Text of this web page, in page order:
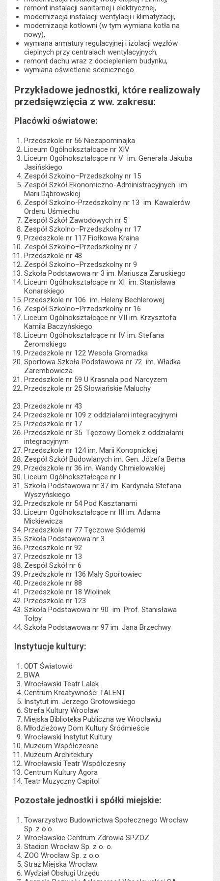
remont instalacji sanitarnej i elektrycznej,
modernizacja instalacji wentylacji i klimatyzacji,
modernizacja kotłowni (w tym wymiana kotła na
nowy),
wymiana armatury regulacyjnej i izolacji węzłów
cieplnych przy centralach wentylacyjnych,
remont dachu wraz z dociepleniem budynku,
wymiana oświetlenie scenicznego.
Przykładowe jednostki, które realizowały
przedsięwzięcia z ww. zakresu:
Placówki oświatowe:
Przedszkole nr 56 Niezapominajka
Liceum Ogólnokształcące nr XIV
Liceum Ogólnokształcące nr V im. Generała Jakuba
Jasińskiego
Zespół Szkolno–Przedszkolny nr 15
Zespół Szkół Ekonomiczno-Administracyjnych im.
Marii Dąbrowskiej
Zespół Szkolno-Przedszkolny nr 13 im. Kawalerów
Orderu Uśmiechu
Zespół Szkół Zawodowych nr 5
Zespół Szkolno–Przedszkolny nr 17
Przedszkole nr 117 Fiołkowa Kraina
Zespół Szkolno–Przedszkolny nr 7
Przedszkole nr 48
Zespół Szkolno–Przedszkolny nr 9
Szkoła Podstawowa nr 3 im. Mariusza Zaruskiego
Liceum Ogólnokształcące nr XI im. Stanisława
Konarskiego
Przedszkole nr 106 im. Heleny Bechlerowej
Zespół Szkolno–Przedszkolny nr 16
Liceum Ogólnokształcące nr VII im. Krzysztofa
Kamila Baczyńskiego
Liceum Ogólnokształcące nr IV im. Stefana
Żeromskiego
Przedszkole nr 122 Wesoła Gromadka
Sportowa Szkoła Podstawowa nr 72 im. Władka
Zarembowicza
Przedszkole nr 59 U Krasnala pod Narcyzem
Przedszkole nr 25 Słowiańskie Maluchy
Przedszkole nr 43
Przedszkole nr 109 z oddziałami integracyjnymi
Przedszkole nr 17
Przedszkole nr 35 Tęczowy Domek z oddziałami
integracyjnym
Przedszkole nr 124 im. Marii Konopnickiej
Zespół Szkół Budowlanych im. Gen. Józefa Bema
Przedszkole nr 36 im. Wandy Chmielowskiej
Liceum Ogólnokształcące nr I
Szkoła Podstawowa nr 37 im. Kardynała Stefana
Wyszyńskiego
Przedszkole nr 54 Pod Kasztanami
Liceum Ogólnokształcące nr III im. Adama
Mickiewicza
Przedszkole nr 77 Tęczowe Siódemki
Szkoła Podstawowa nr 3
Przedszkole nr 92
Przedszkole nr 13
Zespół Szkół nr 6
Przedszkole nr 136 Mały Sportowiec
Przedszkole nr 88
Przedszkole nr 18 Wiolinek
Przedszkole nr 123
Szkoła Podstawowa nr 90 im. Prof. Stanisława
Tołpy
Szkoła Podstawowa nr 97 im. Jana Brzechwy
Instytucje kultury:
ODT Światowid
BWA
Wrocławski Teatr Lalek
Centrum Kreatywności TALENT
Instytut im. Jerzego Grotowskiego
Strefa Kultury Wrocław
Miejska Biblioteka Publiczna we Wrocławiu
Młodzieżowy Dom Kultury Śródmieście
Wrocławski Instytut Kultury
Muzeum Współczesne
Muzeum Architektury
Wrocławski Teatr Współczesny
Centrum Kultury Agora
Teatr Muzyczny Capitol
Pozostałe jednostki i spółki miejskie:
Towarzystwo Budownictwa Społecznego Wrocław
Sp. z o.o.
Wrocławskie Centrum Zdrowia SPZOZ
Stadion Wrocław Sp. z o. o.
ZOO Wrocław Sp. z o.o.
Straż Miejska Wrocław
Wydział Obsługi Urzędu